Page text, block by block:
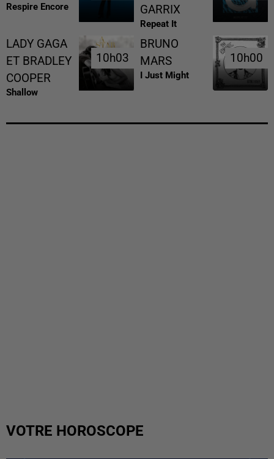
Respire Encore
GARRIX
Repeat It
LADY GAGA
ET BRADLEY
COOPER
Shallow
10h03
10h03
BRUNO
MARS
I Just Might
10h00
10h00
VOTRE HOROSCOPE